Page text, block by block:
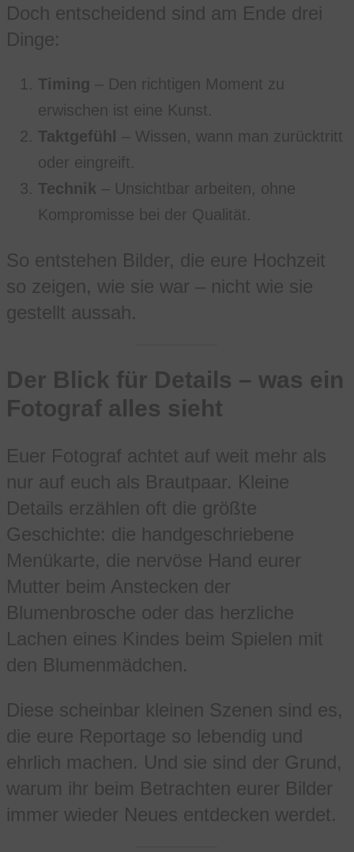
Doch entscheidend sind am Ende drei
Dinge:
Timing – Den richtigen Moment zu
erwischen ist eine Kunst.
Taktgefühl – Wissen, wann man zurücktritt
oder eingreift.
Technik – Unsichtbar arbeiten, ohne
Kompromisse bei der Qualität.
So entstehen Bilder, die eure Hochzeit
so zeigen, wie sie war – nicht wie sie
gestellt aussah.
Der Blick für Details – was ein
Fotograf alles sieht
Euer Fotograf achtet auf weit mehr als
nur auf euch als Brautpaar. Kleine
Details erzählen oft die größte
Geschichte: die handgeschriebene
Menükarte, die nervöse Hand eurer
Mutter beim Anstecken der
Blumenbrosche oder das herzliche
Lachen eines Kindes beim Spielen mit
den Blumenmädchen.
Diese scheinbar kleinen Szenen sind es,
die eure Reportage so lebendig und
ehrlich machen. Und sie sind der Grund,
warum ihr beim Betrachten eurer Bilder
immer wieder Neues entdecken werdet.